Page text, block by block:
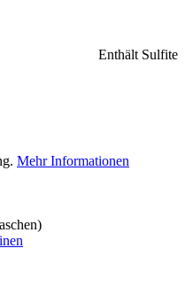
Enthält Sulfite
Mehr Informationen